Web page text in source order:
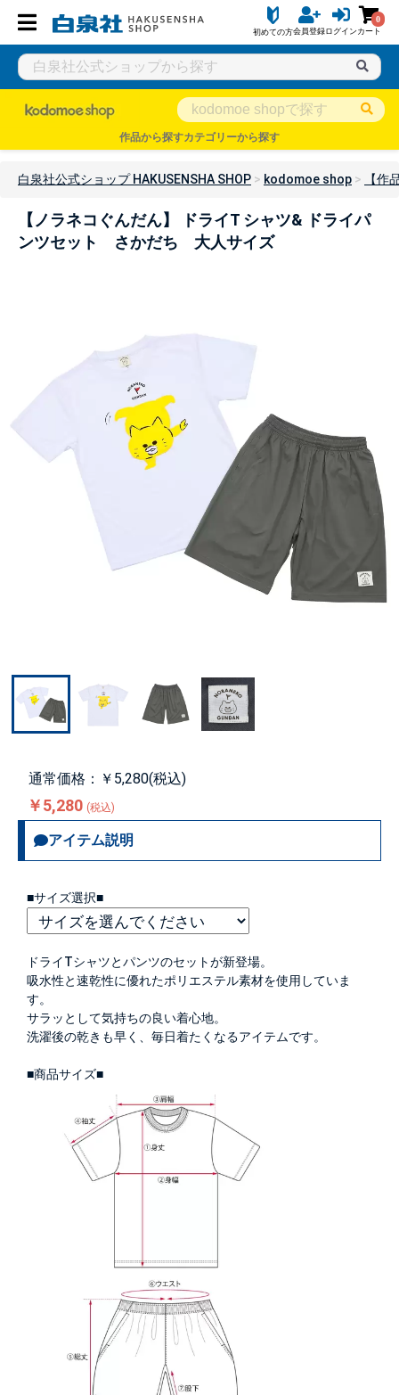
初めての方会員登録ログイン
0
カート
作品から探すカテゴリーから探す
白泉社公式ショップ HAKUSENSHA SHOP kodomoe shop 【作
【ノラネコぐんだん】 ドライT シャツ& ドライパ
ンツセット さかだち 大人サイズ
通常価格：￥5,280(税込)
￥5,280 (税込)
アイテム説明
■サイズ選択■
ドライTシャツとパンツのセットが新登場。
吸水性と速乾性に優れたポリエステル素材を使用していま
す。
サラッとして気持ちの良い着心地。
洗濯後の乾きも早く、毎日着たくなるアイテムです。
■商品サイズ■